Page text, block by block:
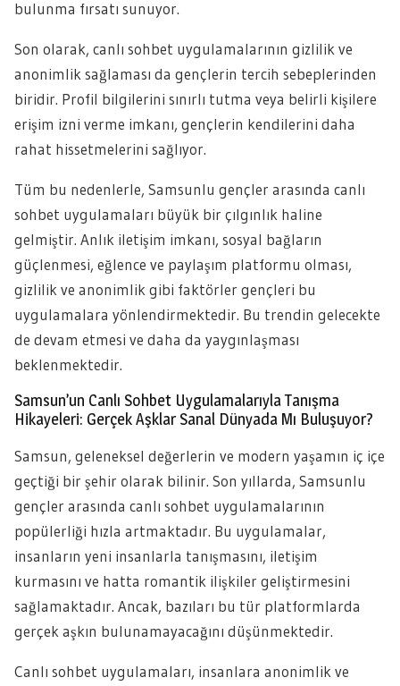
bulunma fırsatı sunuyor.
Son olarak, canlı sohbet uygulamalarının gizlilik ve
anonimlik sağlaması da gençlerin tercih sebeplerinden
biridir. Profil bilgilerini sınırlı tutma veya belirli kişilere
erişim izni verme imkanı, gençlerin kendilerini daha
rahat hissetmelerini sağlıyor.
Tüm bu nedenlerle, Samsunlu gençler arasında canlı
sohbet uygulamaları büyük bir çılgınlık haline
gelmiştir. Anlık iletişim imkanı, sosyal bağların
güçlenmesi, eğlence ve paylaşım platformu olması,
gizlilik ve anonimlik gibi faktörler gençleri bu
uygulamalara yönlendirmektedir. Bu trendin gelecekte
de devam etmesi ve daha da yaygınlaşması
beklenmektedir.
Samsun’un Canlı Sohbet Uygulamalarıyla Tanışma
Hikayeleri: Gerçek Aşklar Sanal Dünyada Mı Buluşuyor?
Samsun, geleneksel değerlerin ve modern yaşamın iç içe
geçtiği bir şehir olarak bilinir. Son yıllarda, Samsunlu
gençler arasında canlı sohbet uygulamalarının
popülerliği hızla artmaktadır. Bu uygulamalar,
insanların yeni insanlarla tanışmasını, iletişim
kurmasını ve hatta romantik ilişkiler geliştirmesini
sağlamaktadır. Ancak, bazıları bu tür platformlarda
gerçek aşkın bulunamayacağını düşünmektedir.
Canlı sohbet uygulamaları, insanlara anonimlik ve